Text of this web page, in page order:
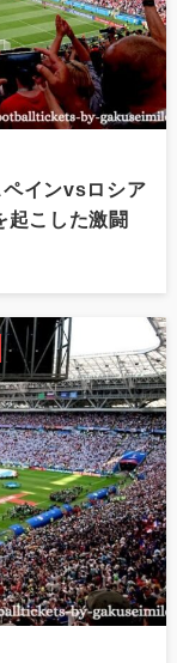
ペインvsロシア
起こした激闘